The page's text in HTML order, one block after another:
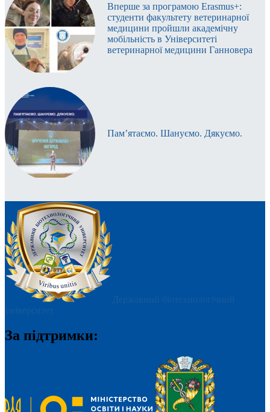
Вперше за програмою Erasmus+:
студенти факультету ветеринарної
медицини пройшли академічну
мобільність в Університеті
ветеринарної медицини Ганновера
Пам’ятаємо. Шануємо. Дякуємо.
Державний біотехнологічний
університет
За підтримки: